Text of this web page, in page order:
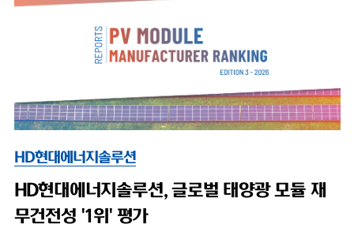
HD현대에너지솔루션
HD현대엔솔, 출범 후 첫 신용등급 'A-'…태
광 영토 확장 박차